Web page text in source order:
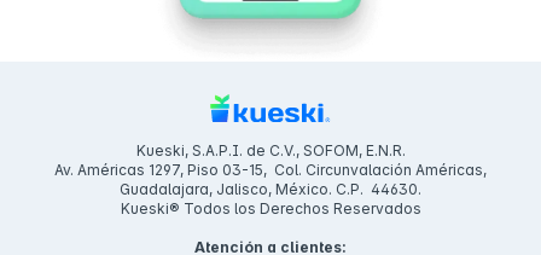
Kueski, S.A.P.I. de C.V., SOFOM, E.N.R.
Av. Américas 1297, Piso 03-15, Col. Circunvalación Américas,
Guadalajara, Jalisco, México. C.P. 44630.
Kueski® Todos los Derechos Reservados
Atención a clientes: